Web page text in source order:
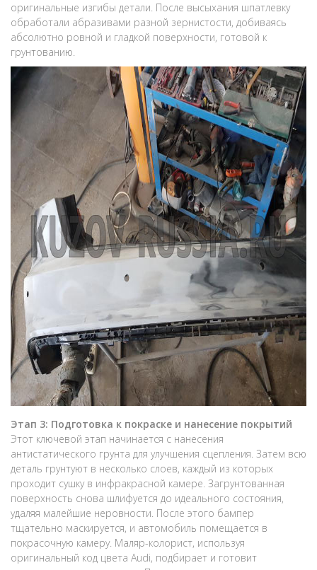
оригинальные изгибы детали. После высыхания шпатлевку
обработали абразивами разной зернистости, добиваясь
абсолютно ровной и гладкой поверхности, готовой к
грунтованию.
Этап 3: Подготовка к покраске и нанесение покрытий
Этот ключевой этап начинается с нанесения
антистатического грунта для улучшения сцепления. Затем всю
деталь грунтуют в несколько слоев, каждый из которых
проходит сушку в инфракрасной камере. Загрунтованная
поверхность снова шлифуется до идеального состояния,
удаляя малейшие неровности. После этого бампер
тщательно маскируется, и автомобиль помещается в
покрасочную камеру. Маляр-колорист, используя
оригинальный код цвета Audi, подбирает и готовит